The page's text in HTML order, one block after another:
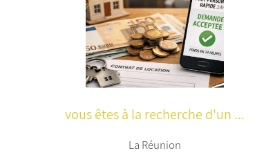
vous êtes à la recherche d'un ...
La Réunion